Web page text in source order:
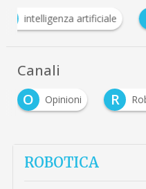
intelligenza artificiale
Canali
O
Opinioni R
ROBOTICA